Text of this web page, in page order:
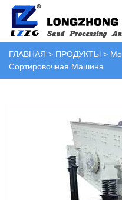
ГЛАВНАЯ > ПРОДУКТЫ >
Сортировочная Машина